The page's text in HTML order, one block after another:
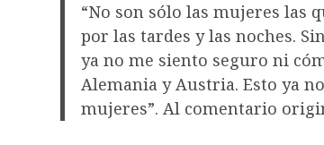
“No son sólo las mujeres las
por las tardes y las noches.
ya no me siento seguro ni
Alemania y Austria. Esto ya
mujeres”. Al comentario